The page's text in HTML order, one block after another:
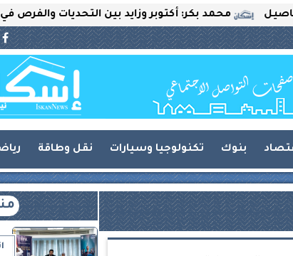
محمد بكر: أكتوبر وزايد بين التحديات والفرص في سوق
بنوك تكنولوجيا وسيارات نقل وطاقة